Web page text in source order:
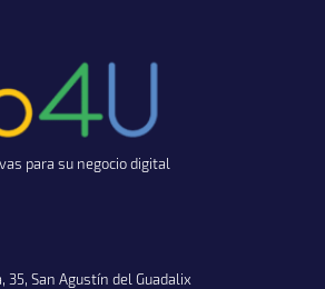
para su negocio digital
35, San Agustín del Guadalix